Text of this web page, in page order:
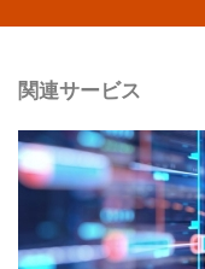
関連サービス